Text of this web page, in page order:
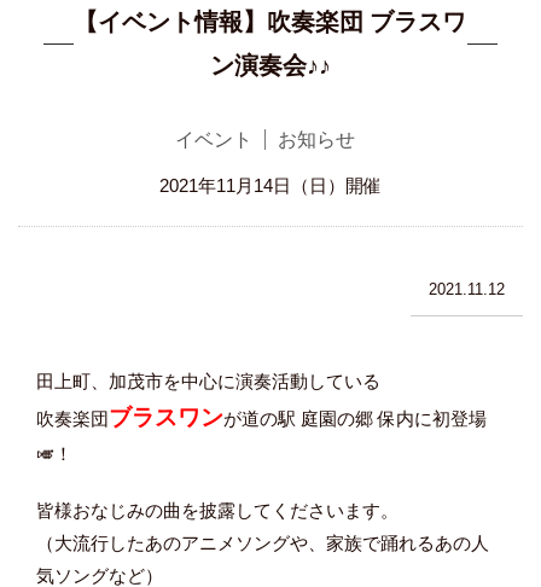
【イベント情報】吹奏楽団 ブラスワ
ン演奏会♪♪
イベント お知らせ
2021年11月14日（日）開催
2021.11.12
田上町、加茂市を中心に演奏活動している
吹奏楽団ブラスワンが道の駅 庭園の郷 保内に初登場
🎺！
皆様おなじみの曲を披露してくださいます。
（大流行したあのアニメソングや、家族で踊れるあの人
気ソングなど）